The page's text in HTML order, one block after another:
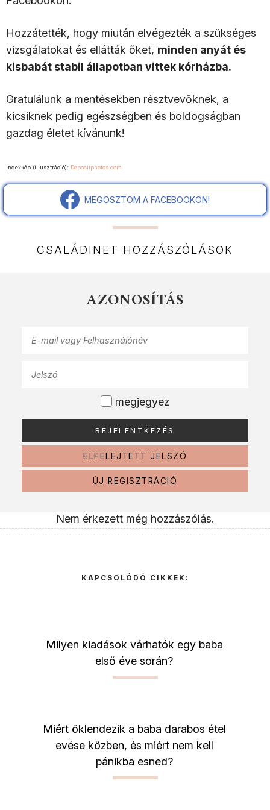
Hozzátették, hogy miután elvégezték a szükséges
vizsgálatokat és ellátták őket, minden anyát és
kisbabát stabil állapotban vittek kórházba.
Gratulálunk a mentésekben résztvevőknek, a
kicsiknek pedig egészségben és boldogságban
gazdag életet kívánunk!
Indexkép (illusztráció): Depositphotos.com
MEGOSZTOM A FACEBOOKON!
CSALÁDINET HOZZÁSZÓLÁSOK
AZONOSÍTÁS
megjegyez
ELFELEJTETT JELSZÓ
ÚJ REGISZTRÁCIÓ
Nem érkezett még hozzászólás.
KAPCSOLÓDÓ CIKKEK:
Milyen kiadások várhatók egy baba
első éve során?
Miért öklendezik a baba darabos étel
evése közben, és miért nem kell
pánikba esned?